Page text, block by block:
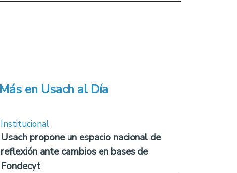
Más en Usach al Día
Institucional
Usach propone un espacio nacional de
reflexión ante cambios en bases de
Fondecyt